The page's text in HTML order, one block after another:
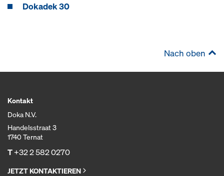
Dokadek 30
Nach oben
Kontakt
Doka N.V.
Handelsstraat 3
1740 Ternat
T+32 2 582 0270
JETZT KONTAKTIEREN